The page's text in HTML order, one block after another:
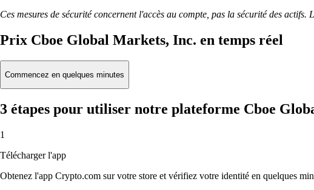
Ces mesures de sécurité concernent l'accès au compte, pas la sécurité des
Prix Cboe Global Markets, Inc. en temps réel
Commencez en quelques minutes
3 étapes pour utiliser notre plateforme Cboe
1
Télécharger l'app
Obtenez l'app Crypto.com sur votre store et vérifiez votre identité en quelques